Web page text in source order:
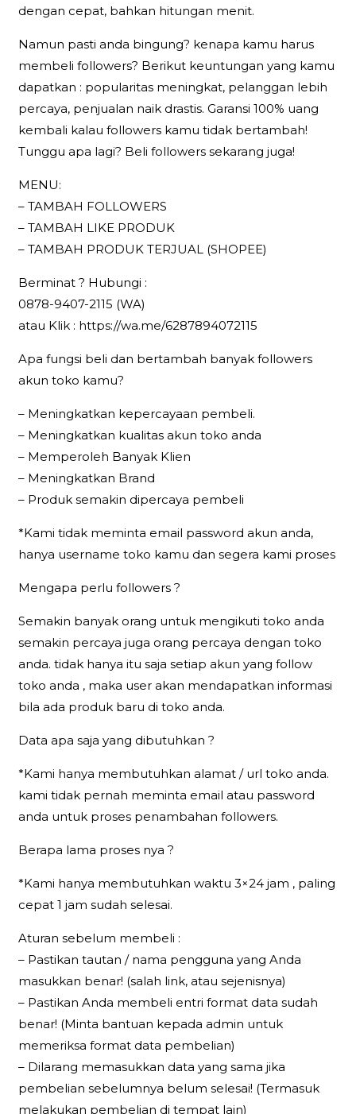
dengan cepat, bahkan hitungan menit.
Namun pasti anda bingung? kenapa kamu harus
membeli followers? Berikut keuntungan yang kamu
dapatkan : popularitas meningkat, pelanggan lebih
percaya, penjualan naik drastis. Garansi 100% uang
kembali kalau followers kamu tidak bertambah!
Tunggu apa lagi? Beli followers sekarang juga!
MENU:
– TAMBAH FOLLOWERS
– TAMBAH LIKE PRODUK
– TAMBAH PRODUK TERJUAL (SHOPEE)
Berminat ? Hubungi :
0878-9407-2115 (WA)
atau Klik : https://wa.me/6287894072115
Apa fungsi beli dan bertambah banyak followers
akun toko kamu?
– Meningkatkan kepercayaan pembeli.
– Meningkatkan kualitas akun toko anda
– Memperoleh Banyak Klien
– Meningkatkan Brand
– Produk semakin dipercaya pembeli
*Kami tidak meminta email password akun anda,
hanya username toko kamu dan segera kami proses
Mengapa perlu followers ?
Semakin banyak orang untuk mengikuti toko anda
semakin percaya juga orang percaya dengan toko
anda. tidak hanya itu saja setiap akun yang follow
toko anda , maka user akan mendapatkan informasi
bila ada produk baru di toko anda.
Data apa saja yang dibutuhkan ?
*Kami hanya membutuhkan alamat / url toko anda.
kami tidak pernah meminta email atau password
anda untuk proses penambahan followers.
Berapa lama proses nya ?
*Kami hanya membutuhkan waktu 3×24 jam , paling
cepat 1 jam sudah selesai.
Aturan sebelum membeli :
– Pastikan tautan / nama pengguna yang Anda
masukkan benar! (salah link, atau sejenisnya)
– Pastikan Anda membeli entri format data sudah
benar! (Minta bantuan kepada admin untuk
memeriksa format data pembelian)
– Dilarang memasukkan data yang sama jika
pembelian sebelumnya belum selesai! (Termasuk
melakukan pembelian di tempat lain)